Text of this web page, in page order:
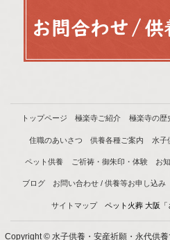
トップページ 極楽寺ご紹介 極楽寺の歴
住職のあいさつ 供養各種ご案内 水子
ペット供養 ご祈祷・御朱印・体験 お
ブログ お問い合わせ / 供養等お申し込み
サイトマップ ペット火葬 大阪「
Copyright © 水子供養・安産祈願・永代供